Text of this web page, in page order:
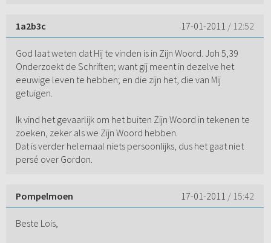
1a2b3c 17-01-2011 / 12:52
God laat weten dat Hij te vinden is in Zijn Woord. Joh 5,39
Onderzoekt de Schriften; want gij meent in dezelve het
eeuwige leven te hebben; en die zijn het, die van Mij
getuigen.
Ik vind het gevaarlijk om het buiten Zijn Woord in tekenen te
zoeken, zeker als we Zijn Woord hebben.
Dat is verder helemaal niets persoonlijks, dus het gaat niet
persé over Gordon.
Pompelmoen 17-01-2011 / 15:42
Beste Lois,